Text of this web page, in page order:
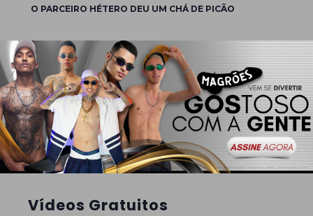
O PARCEIRO HÉTERO DEU UM CHÁ DE PICÃO
Vídeos Gratuitos